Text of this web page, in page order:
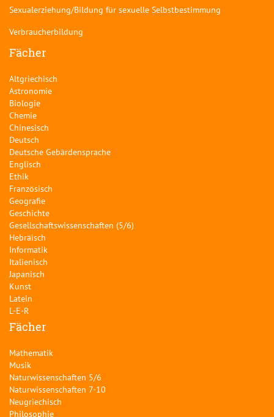
Sexualerziehung/Bildung für sexuelle Selbstbestimmung
Verbraucherbildung
Fächer
Altgriechisch
Astronomie
Biologie
Chemie
Chinesisch
Deutsch
Deutsche Gebärdensprache
Englisch
Ethik
Französisch
Geografie
Geschichte
Gesellschaftswissenschaften (5/6)
Hebräisch
Informatik
Italienisch
Japanisch
Kunst
Latein
L-E-R
Fächer
Mathematik
Musik
Naturwissenschaften 5/6
Naturwissenschaften 7-10
Neugriechisch
Philosophie